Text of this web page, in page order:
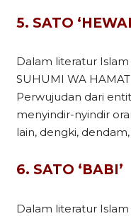
5. SATO
Dalam literatur Islam
SUHUMI WA
Perwujudan dari
menyindir-nyindir
lain, dengki,
6. SATO ‘BABI’
Dalam literatur Islam